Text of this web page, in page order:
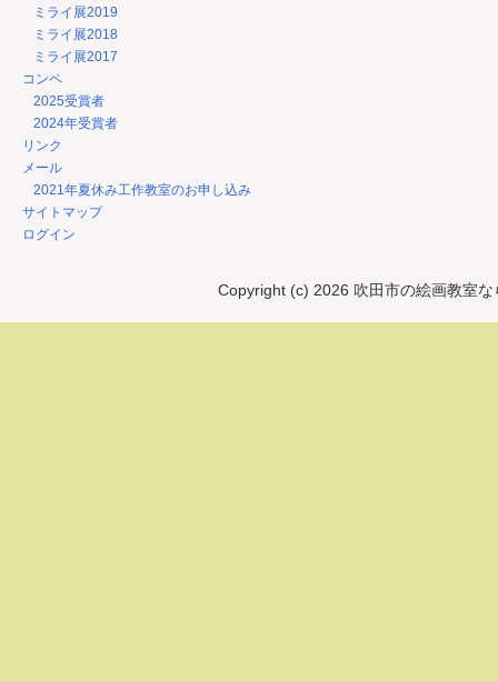
ミライ展2019
ミライ展2018
ミライ展2017
コンペ
2025受賞者
2024年受賞者
リンク
メール
2021年夏休み工作教室のお申し込み
サイトマップ
ログイン
Copyright (c) 2026 吹田市の絵画教室